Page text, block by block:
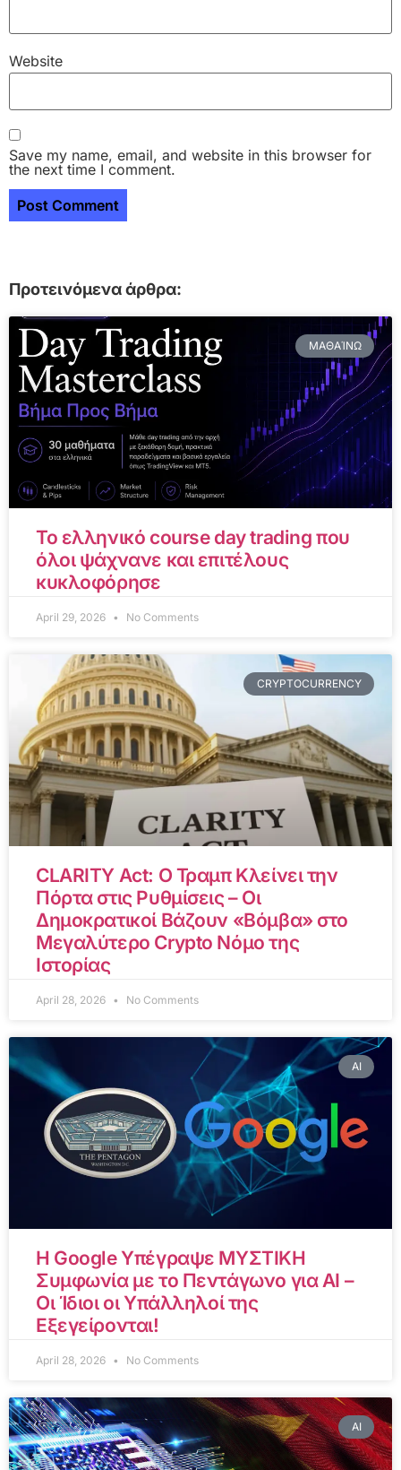
Website
Save my name, email, and website in this browser for
the next time I comment.
Προτεινόμενα άρθρα:
ΜΑΘΑΊΝΩ
Το ελληνικό course day trading που
όλοι ψάχνανε και επιτέλους
κυκλοφόρησε
April 29, 2026 No Comments
CRYPTOCURRENCY
CLARITY Act: Ο Τραμπ Κλείνει την
Πόρτα στις Ρυθμίσεις – Οι
Δημοκρατικοί Βάζουν «Βόμβα» στο
Μεγαλύτερο Crypto Νόμο της
Ιστορίας
April 28, 2026 No Comments
AI
Η Google Υπέγραψε ΜΥΣΤΙΚΗ
Συμφωνία με το Πεντάγωνο για AI –
Οι Ίδιοι οι Υπάλληλοί της
Εξεγείρονται!
April 28, 2026 No Comments
AI